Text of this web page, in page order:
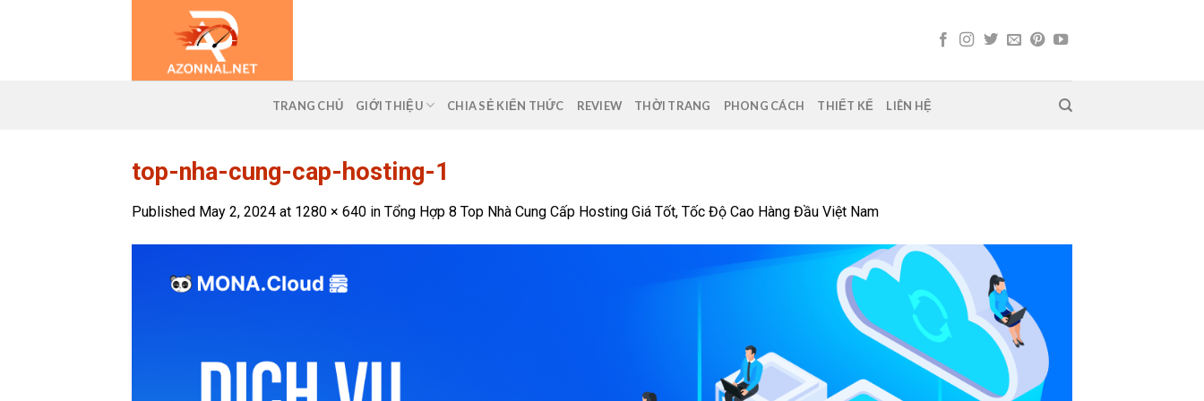
TRANG CHỦ GIỚI THIỆU CHIA SẺ KIẾN THỨC REVIEW THỜI TRANG PHONG CÁCH THIẾT KẾ LIÊN HỆ
top-nha-cung-cap-hosting-1
Published May 2, 2024 at 1280 × 640 in Tổng Hợp 8 Top Nhà Cung Cấp Hosting Giá Tốt, Tốc Độ Cao Hàng Đầu Việt Nam